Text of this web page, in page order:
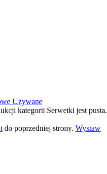
Używane
kategorii Serwetki jest pusta.
do poprzedniej strony. Wystaw